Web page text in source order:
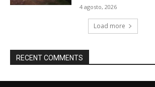
4 agosto, 2026
Load more
RECENT COMMENTS